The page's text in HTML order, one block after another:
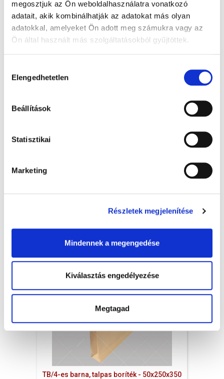
megosztjuk az Ön weboldalhasználatra vonatkozó
adatait, akik kombinálhatják az adatokat más olyan
adatokkal, amelyeket Ön adott meg számukra vagy az
Ön által használt más szolgáltatásokból gyűjtöttek.
kiválasztása
Elengedhetetlen
Beállítások
Statisztikai
Marketing
Részletek megjelenítése
Mindennek a megengedése
Kiválasztás engedélyezése
Megtagad
KOSÁRBA
TB/4-es barna, talpas boríték - 50x250x350